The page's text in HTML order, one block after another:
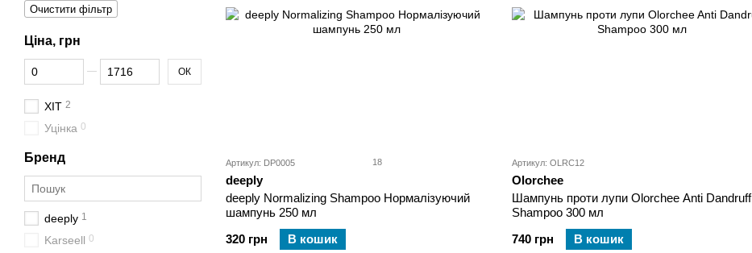
Артикул: DP0005 18
deeply
deeply Normalizing Shampoo Нормалізуючий
шампунь 250 мл
320 грн
В кошик
Артикул: OLRC12
Olorchee
Шампунь проти лупи Olorchee Anti Dandruff
Shampoo 300 мл
740 грн
В кошик
Очистити фільтр
Ціна, грн
Від Ціна, грн
До Ціна, грн ОК
ХІТ 2
Уцінка 0
Бренд
deeply 1
Karseell 0